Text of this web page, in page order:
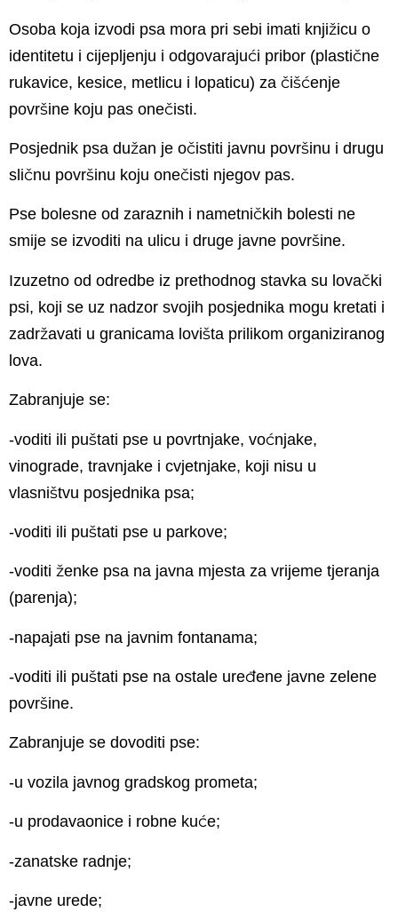
Osoba koja izvodi psa mora pri sebi imati knjižicu o
identitetu i cijepljenju i odgovarajući pribor (plastične
rukavice, kesice, metlicu i lopaticu) za čišćenje
površine koju pas onečisti.
Posjednik psa dužan je očistiti javnu površinu i drugu
sličnu površinu koju onečisti njegov pas.
Pse bolesne od zaraznih i nametničkih bolesti ne
smije se izvoditi na ulicu i druge javne površine.
Izuzetno od odredbe iz prethodnog stavka su lovački
psi, koji se uz nadzor svojih posjednika mogu kretati i
zadržavati u granicama lovišta prilikom organiziranog
lova.
Zabranjuje se:
-voditi ili puštati pse u povrtnjake, voćnjake,
vinograde, travnjake i cvjetnjake, koji nisu u
vlasništvu posjednika psa;
-voditi ili puštati pse u parkove;
-voditi ženke psa na javna mjesta za vrijeme tjeranja
(parenja);
-napajati pse na javnim fontanama;
-voditi ili puštati pse na ostale uređene javne zelene
površine.
Zabranjuje se dovoditi pse:
-u vozila javnog gradskog prometa;
-u prodavaonice i robne kuće;
-zanatske radnje;
-javne urede;